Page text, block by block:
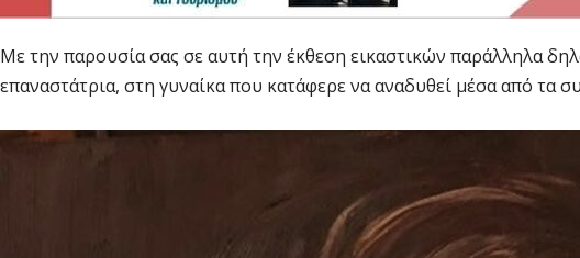
Με την παρουσία σας σε αυτή την έκθεση εικαστικών παράλληλα
επαναστάτρια, στη γυναίκα που κατάφερε να αναδυθεί μέσα από τα